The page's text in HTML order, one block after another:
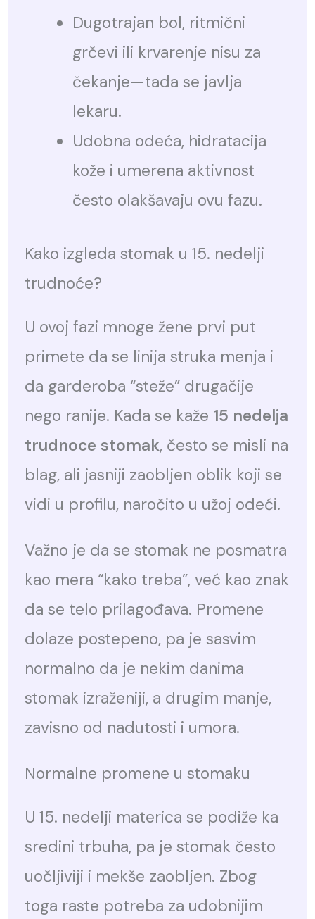
Dugotrajan bol, ritmični
grčevi ili krvarenje nisu za
čekanje—tada se javlja
lekaru.
Udobna odeća, hidratacija
kože i umerena aktivnost
često olakšavaju ovu fazu.
Kako izgleda stomak u 15. nedelji
trudnoće?
U ovoj fazi mnoge žene prvi put
primete da se linija struka menja i
da garderoba “steže” drugačije
nego ranije. Kada se kaže 15 nedelja
trudnoce stomak, često se misli na
blag, ali jasniji zaobljen oblik koji se
vidi u profilu, naročito u užoj odeći.
Važno je da se stomak ne posmatra
kao mera “kako treba”, već kao znak
da se telo prilagođava. Promene
dolaze postepeno, pa je sasvim
normalno da je nekim danima
stomak izraženiji, a drugim manje,
zavisno od nadutosti i umora.
Normalne promene u stomaku
U 15. nedelji materica se podiže ka
sredini trbuha, pa je stomak često
uočljiviji i mekše zaobljen. Zbog
toga raste potreba za udobnijim